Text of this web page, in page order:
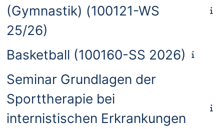
(Gymnastik) (100121-WS
25/26)
Basketball (100160-SS 2026)
Seminar Grundlagen der
Sporttherapie bei
internistischen Erkrankungen